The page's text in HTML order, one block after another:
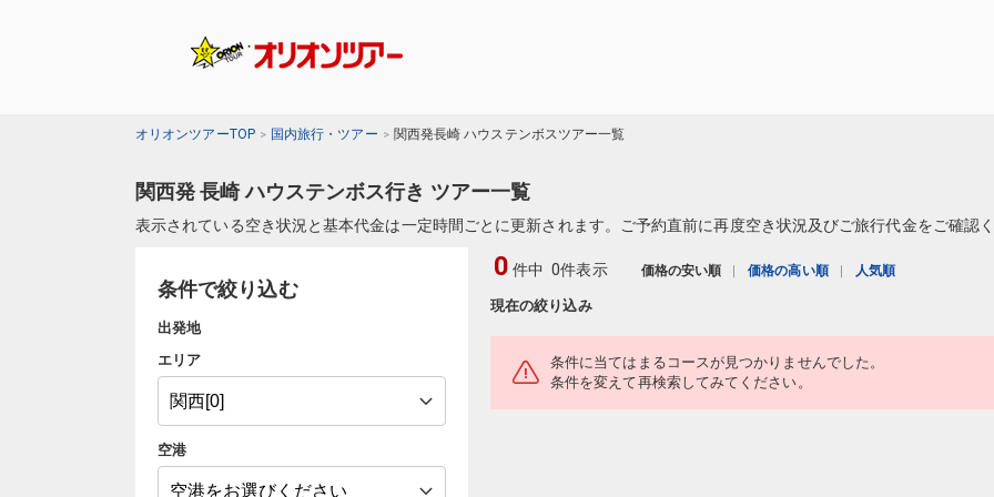
オリオンツアーTOP 国内旅行・ツアー 関西発長崎 ハウステンボスツアー一覧
関西発 長崎 ハウステンボス行き ツアー一覧
表示されている空き状況と基本代金は一定時間ごとに更新されます。ご予約直前に再度空き状況及びご旅行代金をご確認く
条件で絞り込む
出発地
エリア
空港
現在の絞り込み
0 件中 0件表示 価格の安い順 価格の高い順 人気順
条件に当てはまるコースが見つかりませんでした。
条件を変えて再検索してみてください。